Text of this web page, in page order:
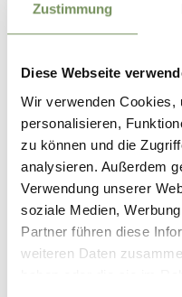
Zustimmung
Diese Webseite
Wir verwenden Cookies,
personalisieren,
zu können und die
analysieren. Außerdem
Verwendung unserer
soziale Medien,
Partner führen diese
weiteren Daten
Jobs in Schenna
HERE YOU WILL
Schenna CrewCard
THESE